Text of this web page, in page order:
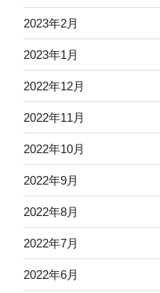
2023年2月
2023年1月
2022年12月
2022年11月
2022年10月
2022年9月
2022年8月
2022年7月
2022年6月